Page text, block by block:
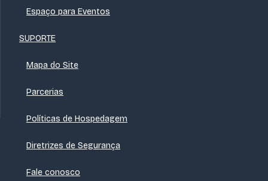
Espaço para Eventos
SUPORTE
Mapa do Site
Parcerias
Políticas de Hospedagem
Diretrizes de Segurança
Fale conosco